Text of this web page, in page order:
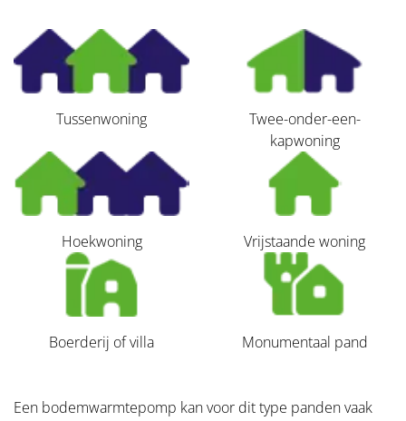
Tussenwoning
Twee-onder-een-
kapwoning
Hoekwoning Vrijstaande woning
Boerderij of villa Monumentaal pand
Een bodemwarmtepomp kan voor dit type panden vaak